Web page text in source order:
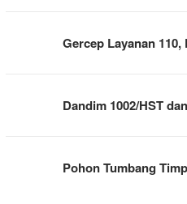
Gercep Layanan
Dandim 1002/HST
Pohon Tumbang